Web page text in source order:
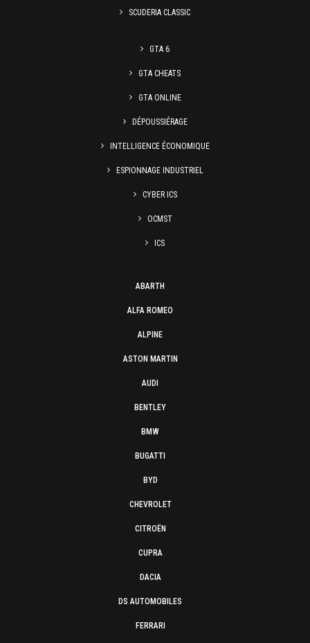
SCUDERIA CLASSIC
GTA 6
GTA CHEATS
GTA ONLINE
DÉPOUSSIÉRAGE
INTELLIGENCE ÉCONOMIQUE
ESPIONNAGE INDUSTRIEL
CYBER ICS
OCMST
ICS
ABARTH
ALFA ROMEO
ALPINE
ASTON MARTIN
AUDI
BENTLEY
BMW
BUGATTI
BYD
CHEVROLET
CITROËN
CUPRA
DACIA
DS AUTOMOBILES
FERRARI